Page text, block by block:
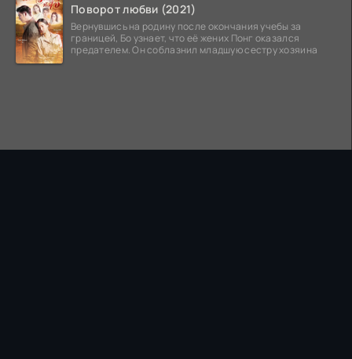
Поворот любви (2021)
Вернувшись на родину после окончания учебы за
границей, Бо узнает, что её жених Понг оказался
предателем. Он соблазнил младшую сестру хозяина